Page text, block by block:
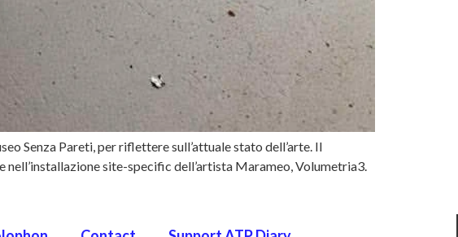
Senza Pareti, per riflettere sull’attuale stato dell’arte. Il
nell’installazione site-specific dell’artista Marameo, Volumetria3.